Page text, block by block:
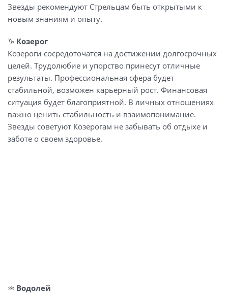
Звезды рекомендуют Стрельцам быть открытыми к
новым знаниям и опыту.
♑️ Козерог
Козероги сосредоточатся на достижении долгосрочных
целей. Трудолюбие и упорство принесут отличные
результаты. Профессиональная сфера будет
стабильной, возможен карьерный рост. Финансовая
ситуация будет благоприятной. В личных отношениях
важно ценить стабильность и взаимопонимание.
Звезды советуют Козерогам не забывать об отдыхе и
заботе о своем здоровье.
♒️ Водолей